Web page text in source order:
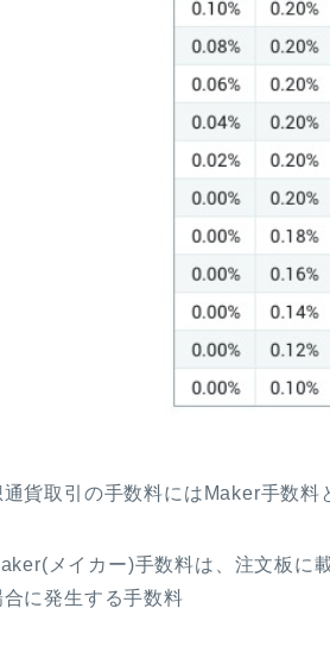
貨取引の手数料にはMaker手数料
メイカー)手数料は、注文板に
合に発生する手数料